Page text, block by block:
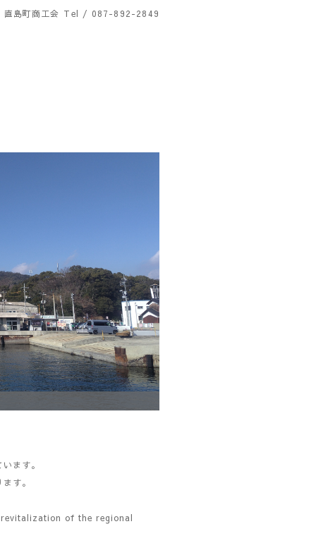
直島町商工会 Tel / 087-892-2849